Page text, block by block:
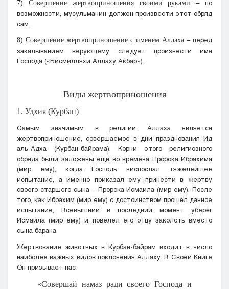
7) Совершение жертвоприношения своими руками
– по
возможности, мусульманин должен произвести этот обряд
сам.
8) Совершение жертвоприношение с именем Аллаха – перед
закалыванием верующему следует произнести имя
Господа («Бисмилляхи Аллаху Акбар»).
Виды жертвоприношения
1. Удхия (Курбан)
Самым значимым в религии Аллаха является
жертвоприношение, совершаемое в дни празднования Ид
аль-Адха (Курбан-байрама). Корни этого религиозного
обряда были заложены ещё во времена Пророка Ибрахима
(мир ему), когда Господь ниспослал тяжелейшее
испытание, а именно приказал ему принести в жертву
своего старшего сына – Пророка Исмаила (мир ему). После
того, как Ибрахим (мир ему) с достоинством прошёл данное
испытание, Всевышний в последний момент уберёг
Исмаила (мир ему) и повелел его отцу заколоть вместо
сына барана.
Жертвование животных в Курбан-байрам входит в число
наиболее важных видов поклонения Аллаху. В Своей Книге
Он призывает нас:
«Совершай намаз ради своего Господа и